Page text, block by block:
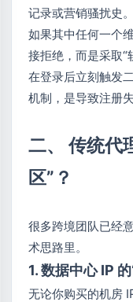
记录或营销骚扰史。
如果其中任何一个
接拒绝，而是采取
在登录后立刻触发
机制，是导致注册
二、 传统代
区”？
很多跨境团队已经
术思路里。
1. 数据中心 IP
无论你购买的机房